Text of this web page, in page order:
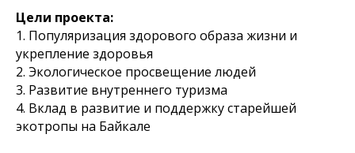
Цели проекта:
1. Популяризация здорового образа жизни и
укрепление здоровья
2. Экологическое просвещение людей
3. Развитие внутреннего туризма
4. Вклад в развитие и поддержку старейшей
экотропы на Байкале